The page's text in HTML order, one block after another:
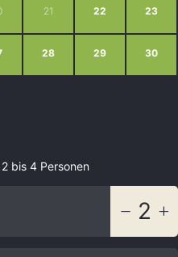
21 22 23
28 29 30
bis 4 Personen
2